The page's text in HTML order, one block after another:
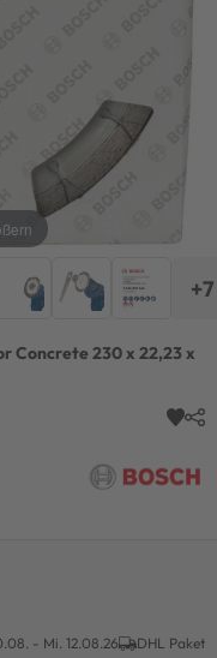
+7
Concrete 230 x 22,23 x
- Mi. 12.08.26 DHL Paket